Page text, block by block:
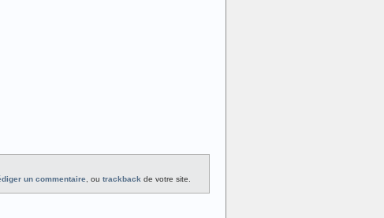
un commentaire, ou trackback de votre site.